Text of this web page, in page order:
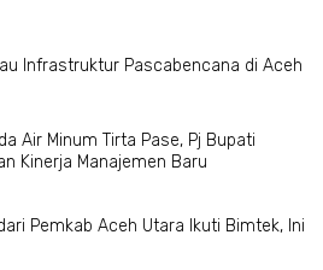
Infrastruktur Pascabencana di Aceh
Air Minum Tirta Pase, Pj Bupati
Kinerja Manajemen Baru
Pemkab Aceh Utara Ikuti Bimtek, Ini